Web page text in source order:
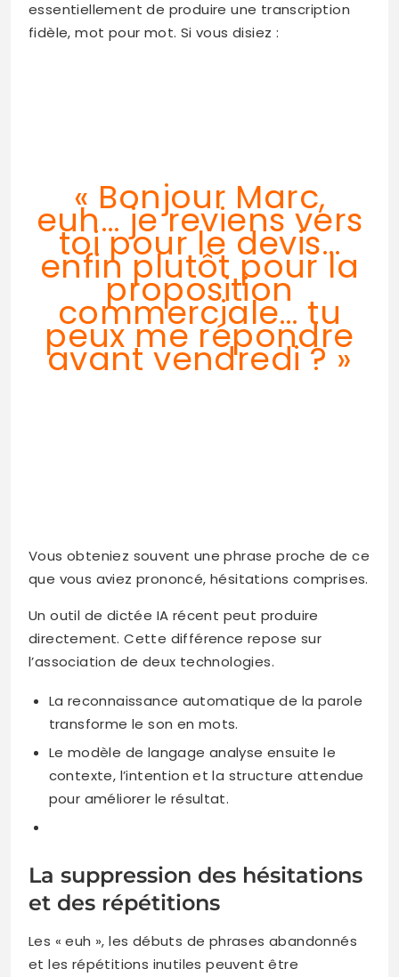
essentiellement de produire une transcription
fidèle, mot pour mot. Si vous disiez :
« Bonjour Marc,
euh… je reviens vers
toi pour le devis…
enfin plutôt pour la
proposition
commerciale… tu
peux me répondre
avant vendredi ? »
Vous obteniez souvent une phrase proche de ce
que vous aviez prononcé, hésitations comprises.
Un outil de dictée IA récent peut produire
directement. Cette différence repose sur
l’association de deux technologies.
La reconnaissance automatique de la parole
transforme le son en mots.
Le modèle de langage analyse ensuite le
contexte, l’intention et la structure attendue
pour améliorer le résultat.
La suppression des hésitations
et des répétitions
Les « euh », les débuts de phrases abandonnés
et les répétitions inutiles peuvent être